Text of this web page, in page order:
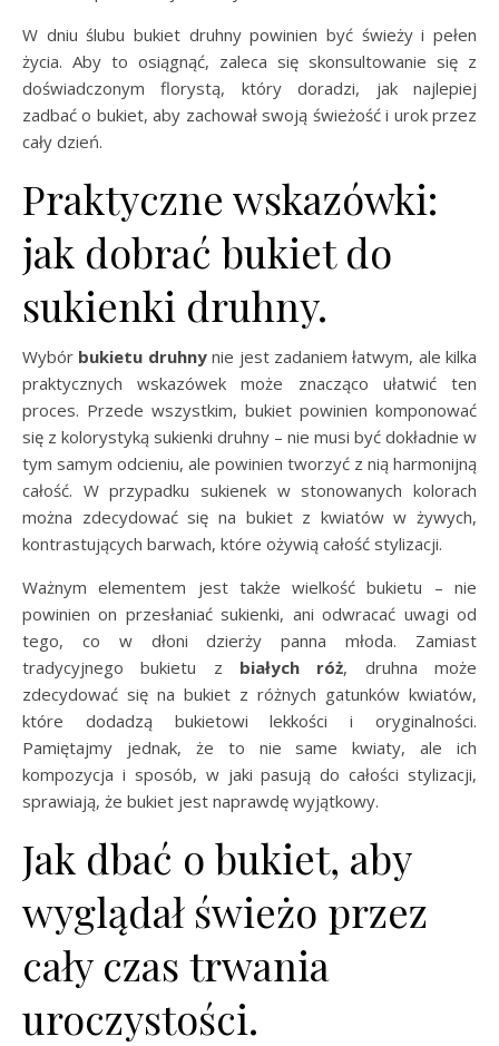
W dniu ślubu bukiet druhny powinien być świeży i pełen
życia. Aby to osiągnąć, zaleca się skonsultowanie się z
doświadczonym florystą, który doradzi, jak najlepiej
zadbać o bukiet, aby zachował swoją świeżość i urok przez
cały dzień.
Praktyczne wskazówki:
jak dobrać bukiet do
sukienki druhny.
Wybór bukietu druhnynie jest zadaniem łatwym, ale kilka
praktycznych wskazówek może znacząco ułatwić ten
proces. Przede wszystkim, bukiet powinien komponować
się z kolorystyką sukienki druhny – nie musi być dokładnie w
tym samym odcieniu, ale powinien tworzyć z nią harmonijną
całość. W przypadku sukienek w stonowanych kolorach
można zdecydować się na bukiet z kwiatów w żywych,
kontrastujących barwach, które ożywią całość stylizacji.
Ważnym elementem jest także wielkość bukietu – nie
powinien on przesłaniać sukienki, ani odwracać uwagi od
tego, co w dłoni dzierży panna młoda. Zamiast
tradycyjnego bukietu z białych róż, druhna może
zdecydować się na bukiet z różnych gatunków kwiatów,
które dodadzą bukietowi lekkości i oryginalności.
Pamiętajmy jednak, że to nie same kwiaty, ale ich
kompozycja i sposób, w jaki pasują do całości stylizacji,
sprawiają, że bukiet jest naprawdę wyjątkowy.
Jak dbać o bukiet, aby
wyglądał świeżo przez
cały czas trwania
uroczystości.